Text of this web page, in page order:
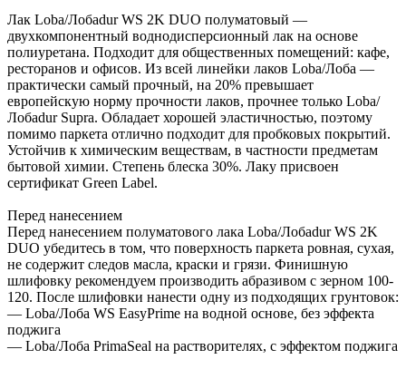
Лак Loba/Лобаdur WS 2K DUO полуматовый —
двухкомпонентный воднодисперсионный лак на основе
полиуретана. Подходит для общественных помещений: кафе,
ресторанов и офисов. Из всей линейки лаков Loba/Лоба —
практически самый прочный, на 20% превышает
европейскую норму прочности лаков, прочнее только Loba/
Лобаdur Supra. Обладает хорошей эластичностью, поэтому
помимо паркета отлично подходит для пробковых покрытий.
Устойчив к химическим веществам, в частности предметам
бытовой химии. Степень блеска 30%. Лаку присвоен
сертификат Green Label.
Перед нанесением
Перед нанесением полуматового лака Loba/Лобаdur WS 2K
DUO убедитесь в том, что поверхность паркета ровная, сухая,
не содержит следов масла, краски и грязи. Финишную
шлифовку рекомендуем производить абразивом с зерном 100-
120. После шлифовки нанести одну из подходящих грунтовок:
— Loba/Лоба WS EasyPrime на водной основе, без эффекта
поджига
— Loba/Лоба PrimaSeal на растворителях, с эффектом поджига